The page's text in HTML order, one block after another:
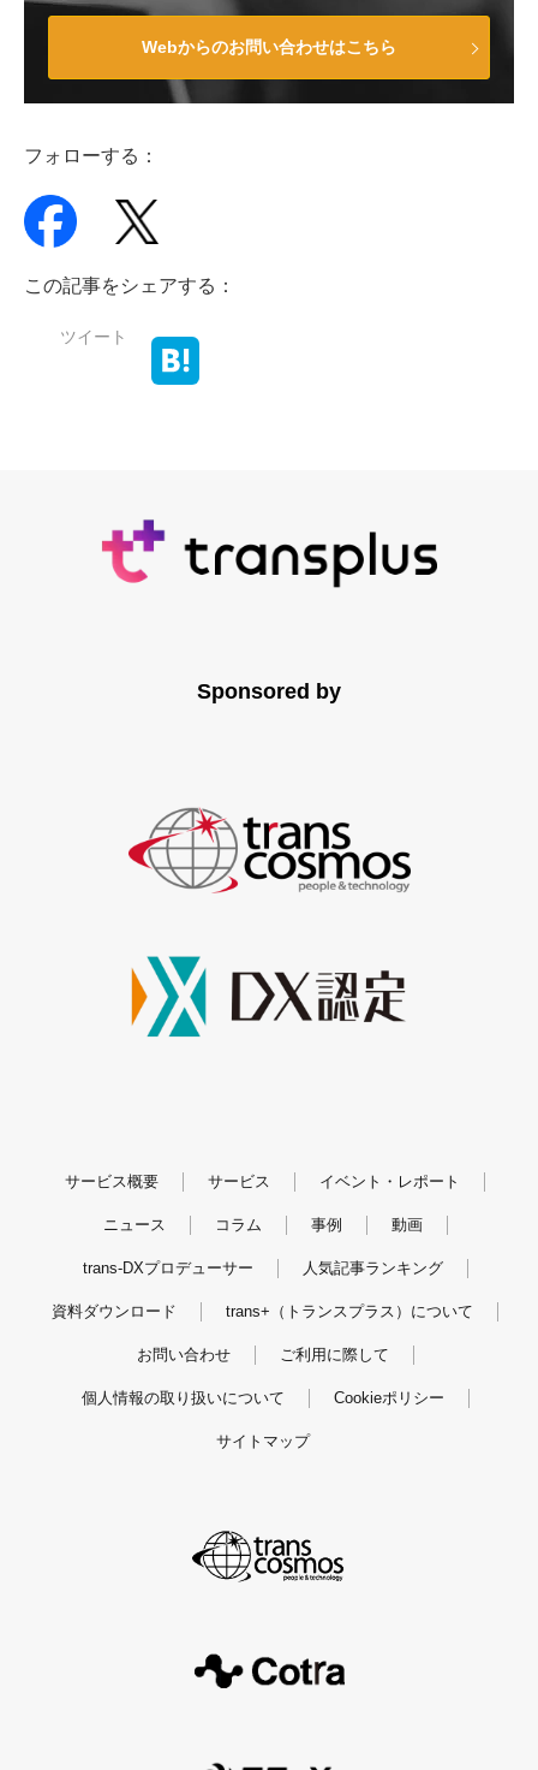
Webからのお問い合わせはこちら
フォローする：
この記事をシェアする：
ツイート
Sponsored by
サービス概要 サービス イベント・レポート
ニュース コラム 事例 動画
trans-DXプロデューサー 人気記事ランキング
資料ダウンロード trans+（トランスプラス）について
お問い合わせ ご利用に際して
個人情報の取り扱いについて Cookieポリシー
サイトマップ